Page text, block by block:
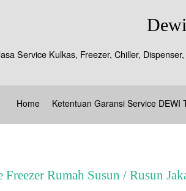
Service Kulkas, Freezer, Chiller,
Home Ketentuan Garansi Service DEWI
Freezer Rumah Susun / Rusun